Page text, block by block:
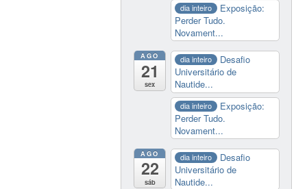
dia inteiro
Exposição:
Perder Tudo.
Novament...
AGO
21
sex
dia inteiro
Desafio
Universitário de
Nautide...
dia inteiro
Exposição:
Perder Tudo.
Novament...
AGO
22
sáb
dia inteiro
Desafio
Universitário de
Nautide...